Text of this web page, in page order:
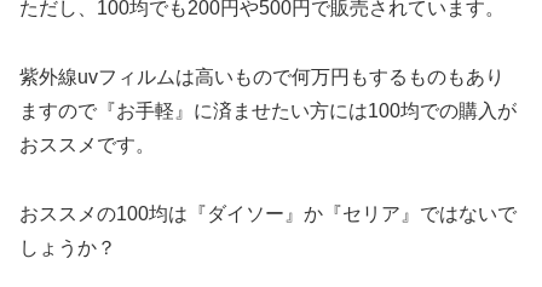
ただし、100均でも200円や500円で販売されています。
紫外線uvフィルムは高いもので何万円もするものもあり
ますので『お手軽』に済ませたい方には100均での購入が
おススメです。
おススメの100均は『ダイソー』か『セリア』ではないで
しょうか？